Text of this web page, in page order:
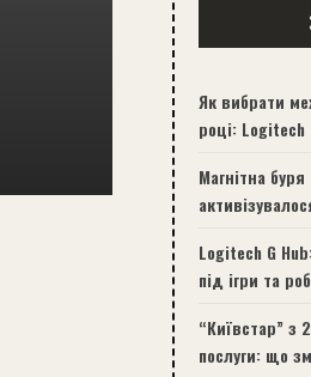
Як вибрати
році: Logitech
Магнітна
Logitech G
під ігри та
“Київстар” з
послуги: що